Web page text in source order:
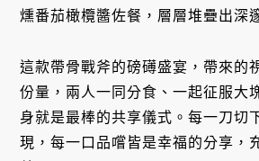
燻番茄橄欖醬佐餐，層層堆疊出深
這款帶骨戰斧的磅礡盛宴，帶來的
份量，兩人一同分食、一起征服大
身就是最棒的共享儀式。每一刀切
現，每一口品嚐皆是幸福的分享，